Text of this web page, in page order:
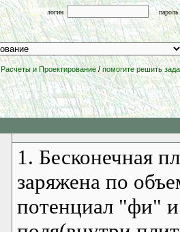
логин
Расчеты и Проектирование/помогите решить
1. Бесконечная
заряжена по
потенциал "фи" и